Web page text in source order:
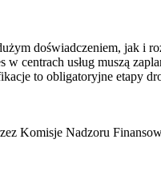
doświadczeniem, jak i
centrach usług muszą
to obligatoryjne etapy
Komisje Nadzoru